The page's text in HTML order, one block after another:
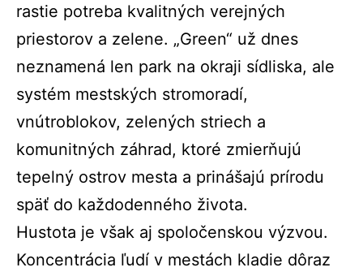
rastie potreba kvalitných verejných
priestorov a zelene. „Green“ už dnes
neznamená len park na okraji sídliska, ale
systém mestských stromoradí,
vnútroblokov, zelených striech a
komunitných záhrad, ktoré zmierňujú
tepelný ostrov mesta a prinášajú prírodu
späť do každodenného života.
Hustota je však aj spoločenskou výzvou.
Koncentrácia ľudí v mestách kladie dôraz